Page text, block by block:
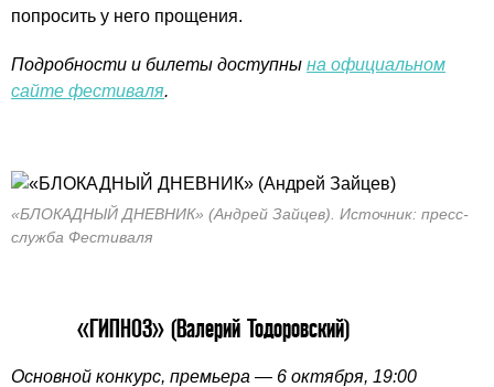
попросить у него прощения.
Подробности и билеты доступны на официальном
сайте фестиваля.
«БЛОКАДНЫЙ ДНЕВНИК» (Андрей Зайцев). Источник: пресс-
служба Фестиваля
«ГИПНОЗ» (Валерий Тодоровский)
Основной конкурс, премьера — 6 октября, 19:00